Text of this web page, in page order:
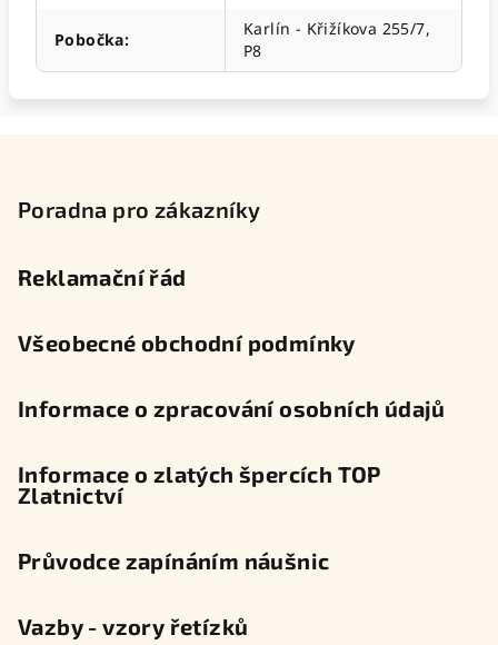
Pobočka:
Karlín - Křižíkova 255/7,
P8
Poradna pro zákazníky
Reklamační řád
Všeobecné obchodní podmínky
Informace o zpracování osobních údajů
Informace o zlatých špercích TOP
Zlatnictví
Průvodce zapínáním náušnic
Vazby - vzory řetízků